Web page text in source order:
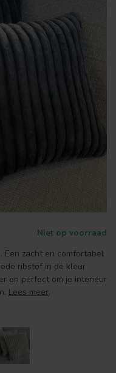
Niet op voorraad
Een zacht en comfortabel
ribstof in de kleur
en perfect om je interieur
Lees meer.